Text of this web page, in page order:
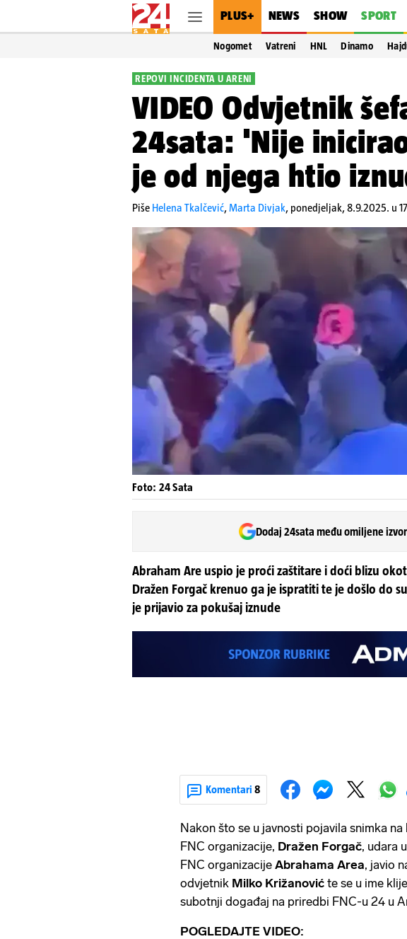
PLUS+ NEWS SHOW SPORT
Nogomet Vatreni HNL Dinamo
REPOVI INCIDENTA U ARENI
VIDEO Odvjetnik
24sata: 'Nije
je od njega htio
Piše Helena Tkalčević,Marta Divjak, ponedjeljak, 8.9.2025. u
Foto: 24 Sata
Dodaj 24sata među omiljene
Abraham Are uspio je proći zaštitare i doći blizu
Dražen Forgač krenuo ga je ispratiti te je došlo do
je prijavio za pokušaj iznude
Komentari 8
Nakon što se u javnosti pojavila snimka
FNC organizacije, Dražen Forgač, udara
FNC organizacije Abrahama Area, javio
odvjetnik Milko Križanović te se u ime
subotnji događaj na priredbi FNC-u 24 u
POGLEDAJTE VIDEO: